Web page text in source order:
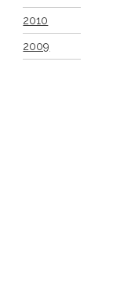
2010
2009